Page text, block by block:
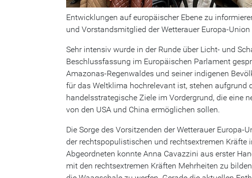
Entwicklungen auf europäischer Ebene zu
und Vorstandsmitglied der Wetterauer Europa-
Sehr intensiv wurde in der Runde über Licht- und
Beschlussfassung im Europäischen Parlament
Amazonas-Regenwaldes und seiner indigenen
für das Weltklima hochrelevant ist, stehen
handelsstrategische Ziele im Vordergrund, die eine
von den USA und China ermöglichen sollen.
Die Sorge des Vorsitzenden der Wetterauer Europa-
der rechtspopulistischen und rechtsextremen
Abgeordneten konnte Anna Cavazzini aus erster
mit den rechtsextremen Kräften Mehrheiten zu